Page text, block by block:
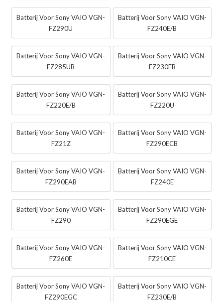
Batterij Voor Sony VAIO VGN-
FZ290U
Batterij Voor Sony VAIO VGN-
FZ240E/B
Batterij Voor Sony VAIO VGN-
FZ285UB
Batterij Voor Sony VAIO VGN-
FZ230EB
Batterij Voor Sony VAIO VGN-
FZ220E/B
Batterij Voor Sony VAIO VGN-
FZ220U
Batterij Voor Sony VAIO VGN-
FZ21Z
Batterij Voor Sony VAIO VGN-
FZ290ECB
Batterij Voor Sony VAIO VGN-
FZ290EAB
Batterij Voor Sony VAIO VGN-
FZ240E
Batterij Voor Sony VAIO VGN-
FZ290
Batterij Voor Sony VAIO VGN-
FZ290EGE
Batterij Voor Sony VAIO VGN-
FZ260E
Batterij Voor Sony VAIO VGN-
FZ210CE
Batterij Voor Sony VAIO VGN-
FZ290EGC
Batterij Voor Sony VAIO VGN-
FZ230E/B